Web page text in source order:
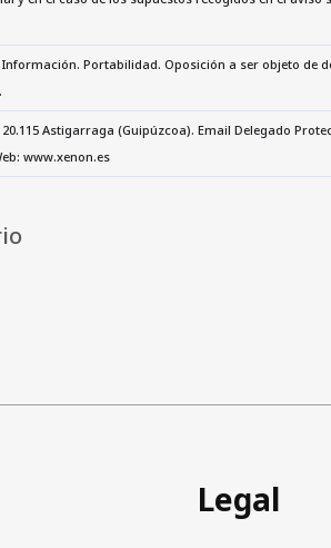
Portabilidad. Oposición a ser objeto de
Astigarraga (Guipúzcoa). Email Delegado
www.xenon.es
Legal